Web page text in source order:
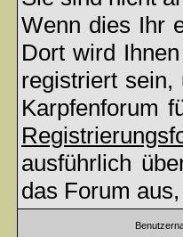
Wenn dies Ihr
Dort wird
registriert sein,
Karpfenforum
ausführlich
das Forum